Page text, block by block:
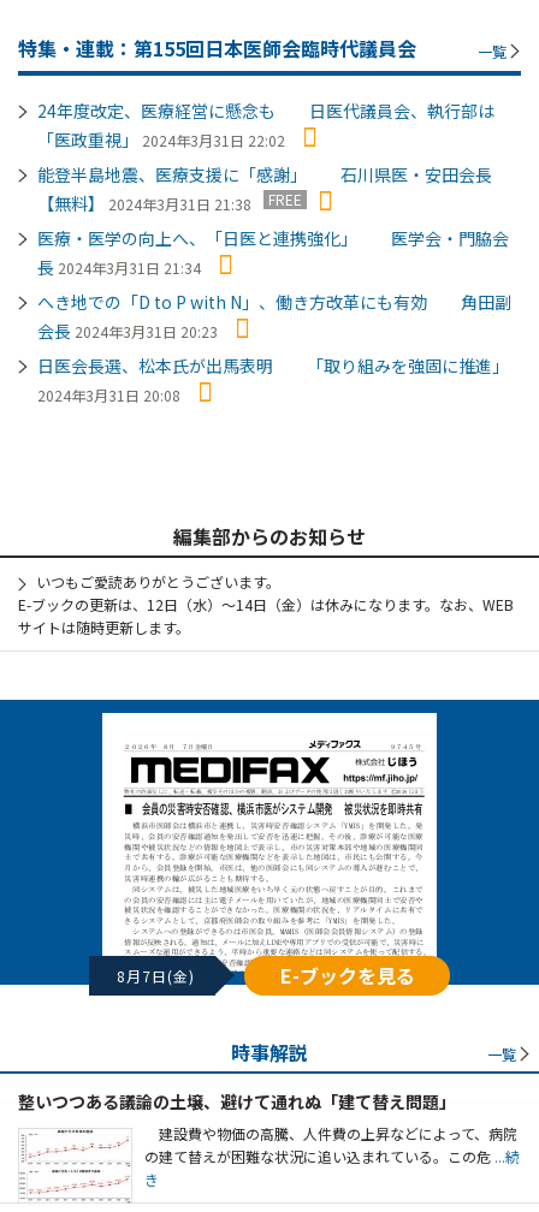
特集・連載：第155回日本医師会臨時代議員会 一覧
24年度改定、医療経営に懸念も 日医代議員会、執行部は
「医政重視」
2024年3月31日 22:02
能登半島地震、医療支援に「感謝」 石川県医・安田会長
【無料】
2024年3月31日 21:38 FREE
医療・医学の向上へ、「日医と連携強化」 医学会・門脇会
長 2024年3月31日 21:34
へき地での「D to P with N」、働き方改革にも有効 角田副
会長 2024年3月31日 20:23
日医会長選、松本氏が出馬表明 「取り組みを強固に推進」
2024年3月31日 20:08
編集部からのお知らせ
いつもご愛読ありがとうございます。
E-ブックの更新は、12日（水）～14日（金）は休みになります。なお、WEB
サイトは随時更新します。
8月7日(金) E-ブックを見る
時事解説 一覧
整いつつある議論の土壌、避けて通れぬ「建て替え問題」
建設費や物価の高騰、人件費の上昇などによって、病院
の建て替えが困難な状況に追い込まれている。この危 ...続
き